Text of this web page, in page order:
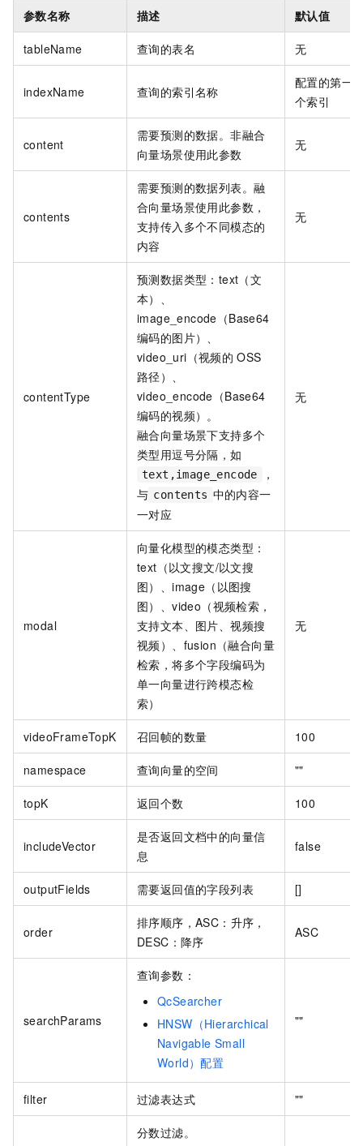
参数名称 描述 默认值
tableName 查询的表名 无
indexName 查询的索引名称
配置的第一
个索引
content
需要预测的数据。非融合
向量场景使用此参数
无
contents
需要预测的数据列表。融
合向量场景使用此参数，
支持传入多个不同模态的
内容
无
contentType
预测数据类型：text（文
本）、
image_encode（Base64
编码的图片）、
video_uri（视频的 OSS
路径）、
video_encode（Base64
编码的视频）。
融合向量场景下支持多个
类型用逗号分隔，如
text,image_encode
，
与 contents 中的内容一
一对应
无
modal
向量化模型的模态类型：
text（以文搜文/以文搜
图）、image（以图搜
图）、video（视频检索，
支持文本、图片、视频搜
视频）、fusion（融合向量
检索，将多个字段编码为
单一向量进行跨模态检
索）
无
videoFrameTopK 召回帧的数量 100
namespace 查询向量的空间 ""
topK 返回个数 100
includeVector
是否返回文档中的向量信
息
false
outputFields 需要返回值的字段列表 []
order
排序顺序，ASC：升序，
DESC：降序
ASC
searchParams
查询参数：
QcSearcher
HNSW（Hierarchical
Navigable Small
World）配置
""
filter 过滤表达式 ""
分数过滤。